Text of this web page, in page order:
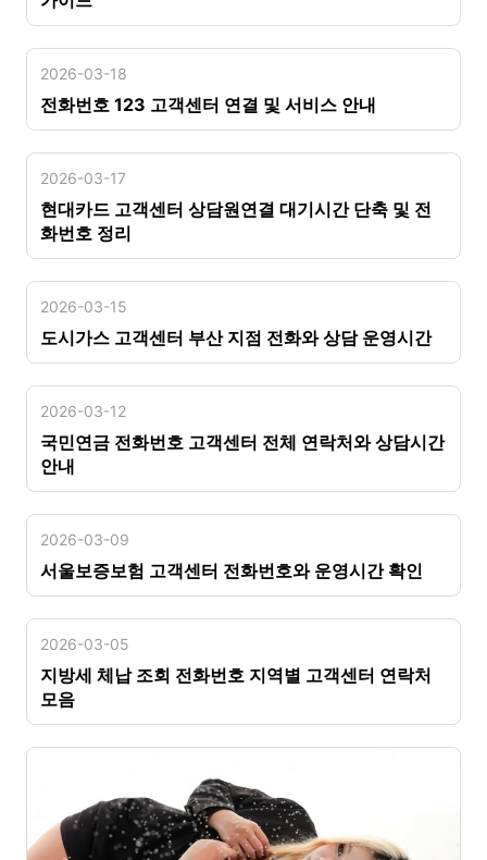
2026-03-18
전화번호 123 고객센터 연결 및 서비스 안내
2026-03-17
현대카드 고객센터 상담원연결 대기시간 단축 및 전
화번호 정리
2026-03-15
도시가스 고객센터 부산 지점 전화와 상담 운영시간
2026-03-12
국민연금 전화번호 고객센터 전체 연락처와 상담시간
안내
2026-03-09
서울보증보험 고객센터 전화번호와 운영시간 확인
2026-03-05
지방세 체납 조회 전화번호 지역별 고객센터 연락처
모음